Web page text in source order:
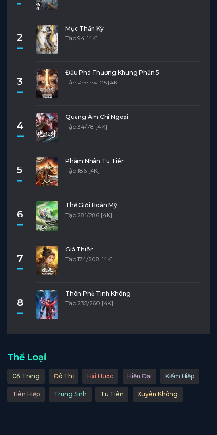
Tập 4 Tập 3
2
Mục Thần Ký
Tập 94 [4K]
3
Đấu Phá Thương Khung Phần 5
Tập Review 05 [4K]
4
Quang Âm Chi Ngoại
Tập 34/78 [4K]
5
Phàm Nhân Tu Tiên
Tập 186 [4K]
6
Thế Giới Hoàn Mỹ
Tập 281/286 [4K]
7
Già Thiên
Tập 174/208 [4K]
8
Thôn Phệ Tinh Không
Tập 235/260 [4K]
Thể Loại
Cổ Trang Đô Thị Hài Hước Hiện Đại Kiếm Hiệp
Tiên Hiệp Trùng Sinh Tu Tiên Xuyên Không